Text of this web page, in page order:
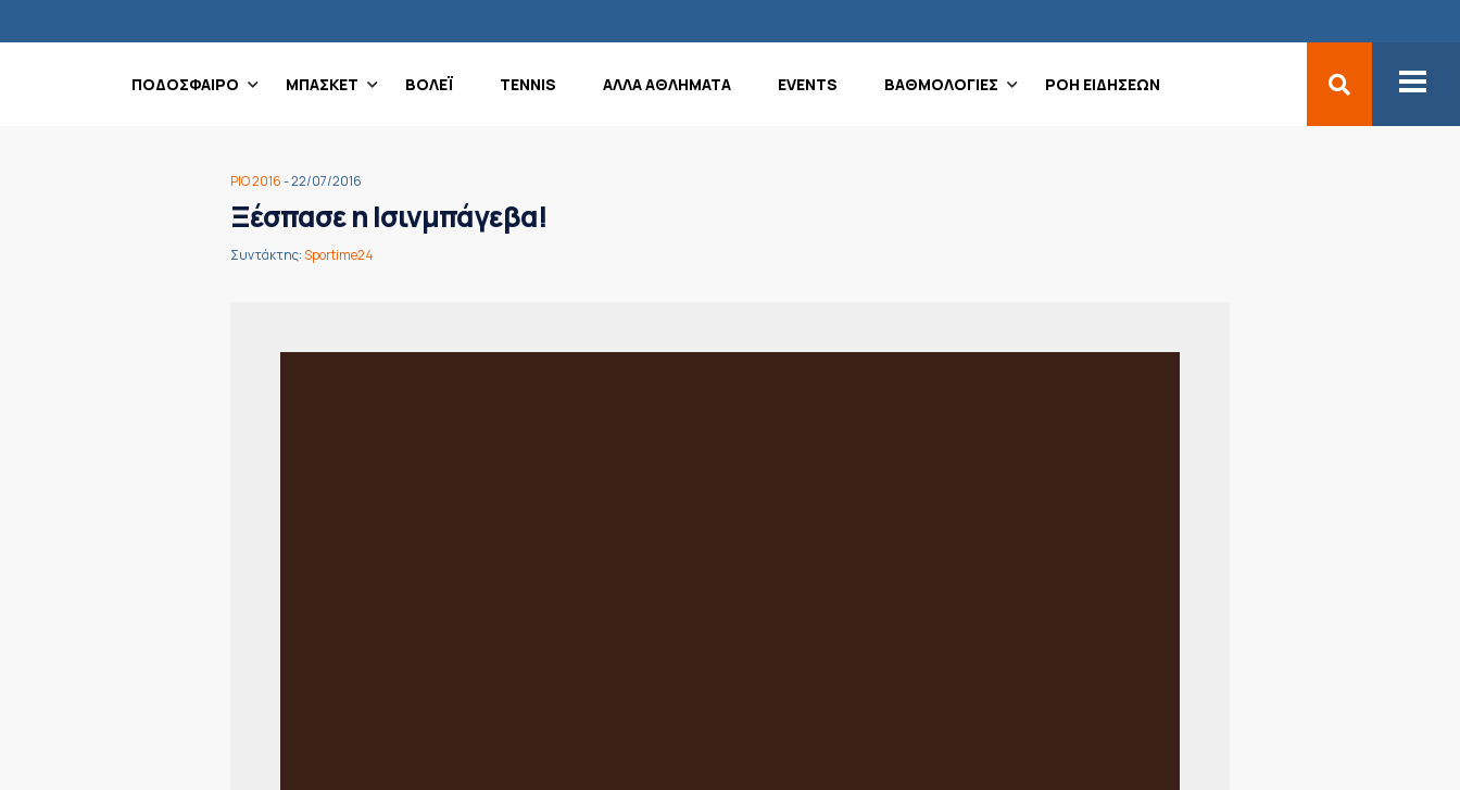
ΠΟΔΟΣΦΑΙΡΟ ΜΠΑΣΚΕΤ ΒΟΛΕΪ TENNIS ΑΛΛΑ ΑΘΛΗΜΑΤΑ EVENTS ΒΑΘΜΟΛΟΓΙΕΣ ΡΟΗ ΕΙΔΗΣΕΩΝ
ΡΙΟ 2016- 22/07/2016
Ξέσπασε η Ισινμπάγεβα!
Συντάκτης:Sportime24